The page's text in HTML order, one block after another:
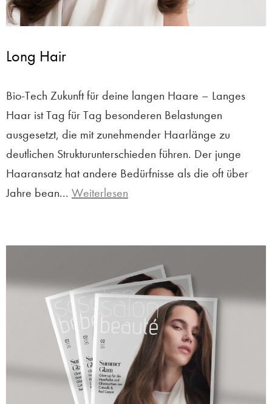
Long Hair
Bio-Tech Zukunft für deine langen Haare – Langes
Haar ist Tag für Tag besonderen Belastungen
ausgesetzt, die mit zunehmender Haarlänge zu
deutlichen Strukturunterschieden führen. Der junge
Haaransatz hat andere Bedürfnisse als die oft über
Jahre bean... Weiterlesen